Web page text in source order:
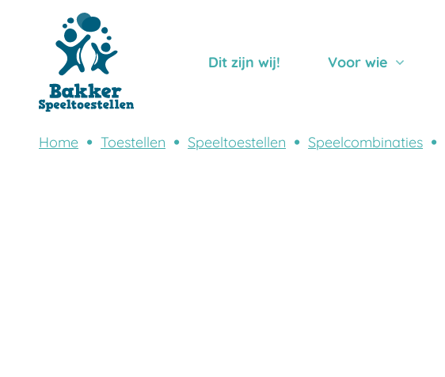
Dit zijn wij! Voor wie
Home Toestellen Speeltoestellen Speelcombinaties